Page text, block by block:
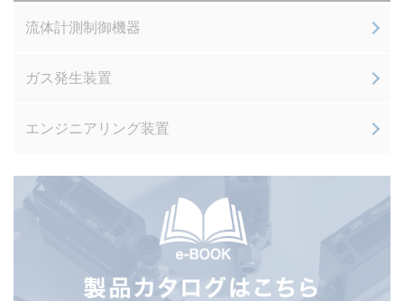
流体計測制御機器
ガス発生装置
エンジニアリング装置